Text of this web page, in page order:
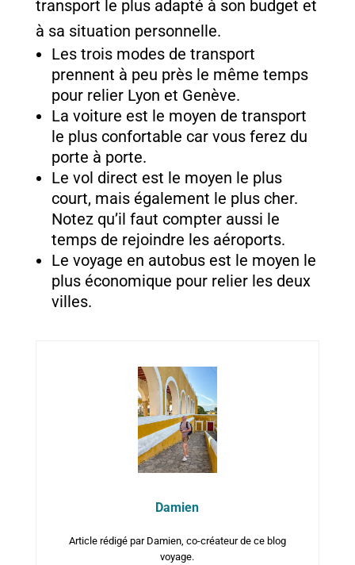
transport le plus adapté à son budget et
à sa situation personnelle.
Les trois modes de transport
prennent à peu près le même temps
pour relier Lyon et Genève.
La voiture est le moyen de transport
le plus confortable car vous ferez du
porte à porte.
Le vol direct est le moyen le plus
court, mais également le plus cher.
Notez qu’il faut compter aussi le
temps de rejoindre les aéroports.
Le voyage en autobus est le moyen le
plus économique pour relier les deux
villes.
Damien
Article rédigé par Damien, co-créateur de ce blog
voyage.